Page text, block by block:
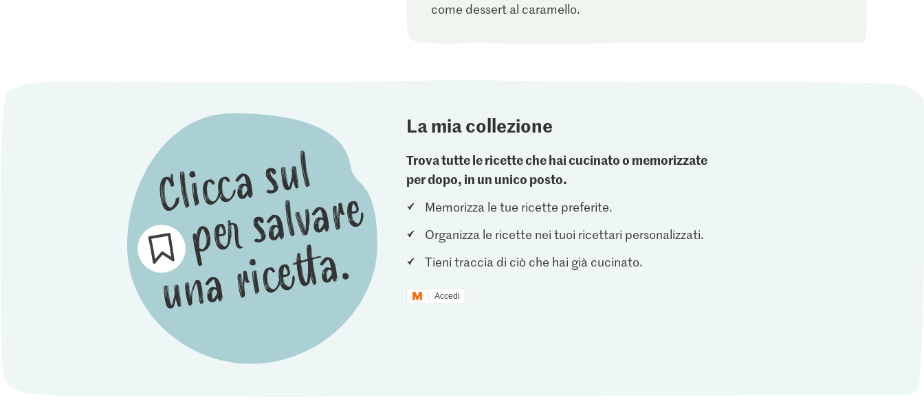
come dessert al caramello.
La mia collezione
Trova tutte le ricette che hai cucinato o memorizzate
per dopo, in un unico posto.
Memorizza le tue ricette preferite.
Organizza le ricette nei tuoi ricettari personalizzati.
Tieni traccia di ciò che hai già cucinato.
Accedi